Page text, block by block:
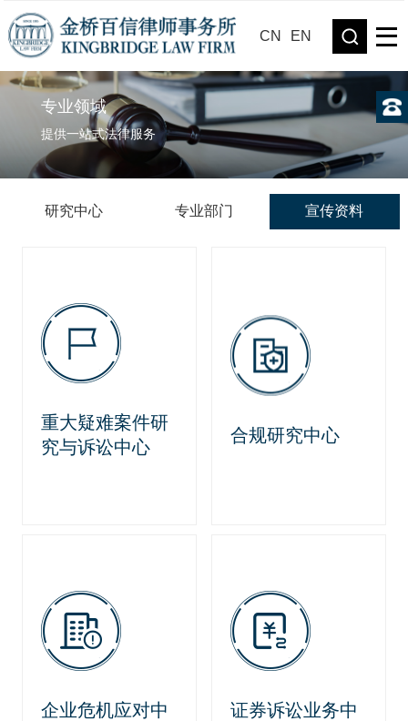
CN EN
专业领域
提供一站式法律服务
研究中心 专业部门 宣传资料
重大疑难案件研
究与诉讼中心
合规研究中心
企业危机应对中
证券诉讼业务中